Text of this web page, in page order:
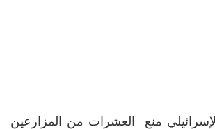
منع العشرات من المزارعين